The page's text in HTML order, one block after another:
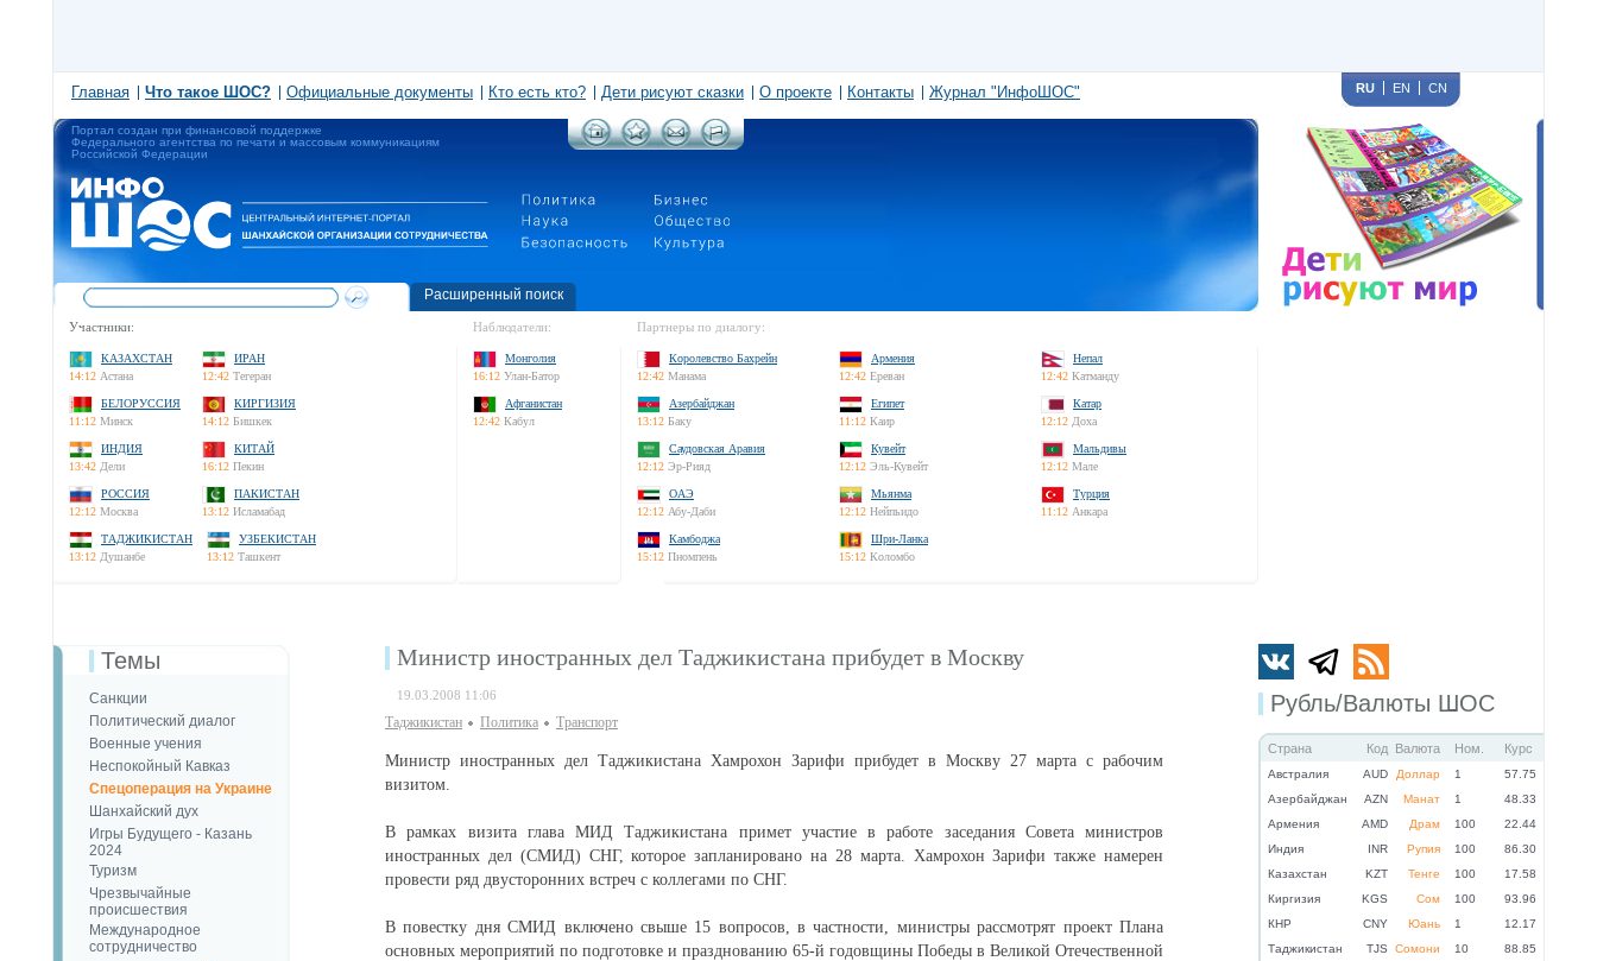
Главная Что такое ШОС? Официальные документы Кто есть кто? Дети рисуют сказки О проекте Контакты Журнал "ИнфоШОС" RU EN CN
Портал создан при финансовой поддержке
Федерального агентства по печати и массовым коммуникациям
Российской Федерации
Расширенный поиск
Участники:
КАЗАХСТАН
14:12 Астана
ИРАН
12:42 Тегеран
БЕЛОРУССИЯ
11:12 Минск
КИРГИЗИЯ
14:12 Бишкек
ИНДИЯ
13:42 Дели
КИТАЙ
16:12 Пекин
РОССИЯ
12:12 Москва
ПАКИСТАН
13:12 Исламабад
ТАДЖИКИСТАН
13:12 Душанбе
УЗБЕКИСТАН
13:12 Ташкент
Наблюдатели:
Монголия
16:12 Улан-Батор
Афганистан
12:42 Кабул
Партнеры по диалогу:
Королевство Бахрейн
12:42 Манама
Армения
12:42 Ереван
Непал
12:42 Катманду
Азербайджан
13:12 Баку
Египет
11:12 Каир
Катар
12:12 Доха
Саудовская Аравия
12:12 Эр-Рияд
Кувейт
12:12 Эль-Кувейт
Мальдивы
12:12 Мале
ОАЭ
12:12 Абу-Даби
Мьянма
12:12 Нейпьидо
Турция
11:12 Анкара
Камбоджа
15:12 Пномпень
Шри-Ланка
15:12 Коломбо
Рубль/Валюты ШОС
Страна Код Валюта Ном. Курс
Австралия AUD Доллар 1
57.75
Азербайджан
AZN Манат 1
48.33
Армения
AMD Драм 100
22.44
Индия
INR Рупия 100
86.30
Казахстан
KZT Тенге 100
17.58
Киргизия
KGS Сом 100
93.96
КНР
CNY Юань 1
12.17
Таджикистан
TJS Сомони 10
88.85
Темы
Санкции
Политический диалог
Военные учения
Неспокойный Кавказ
Спецоперация на Украине
Шанхайский дух
Игры Будущего - Казань
2024
Туризм
Чрезвычайные
происшествия
Международное
сотрудничество
Министр иностранных дел Таджикистана прибудет в Москву
19.03.2008 11:06
Таджикистан Политика Транспорт
Министр иностранных дел Таджикистана Хамрохон Зарифи прибудет в Москву 27 марта с рабочим
визитом.
В рамках визита глава МИД Таджикистана примет участие в работе заседания Совета министров
иностранных дел (СМИД) СНГ, которое запланировано на 28 марта. Хамрохон Зарифи также намерен
провести ряд двусторонних встреч с коллегами по СНГ.
В повестку дня СМИД включено свыше 15 вопросов, в частности, министры рассмотрят проект Плана
основных мероприятий по подготовке и празднованию 65-й годовщины Победы в Великой Отечественной